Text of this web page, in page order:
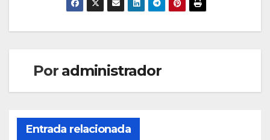
Por administrador
Entrada relacionada